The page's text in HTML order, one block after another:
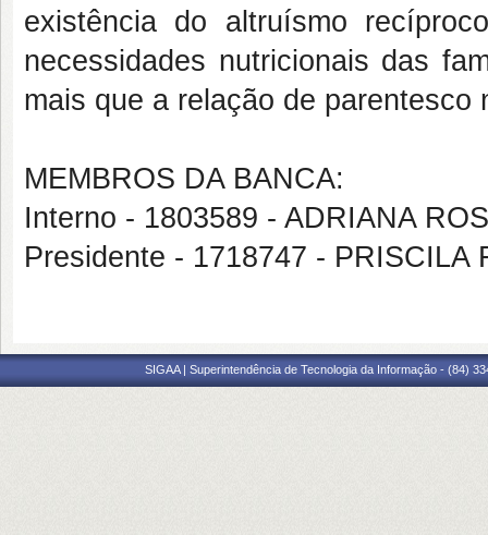
existência do altruísmo
necessidades nutricionais das
mais que a relação de
MEMBROS DA BANCA:
Interno - 1803589 - ADRIANA
Presidente - 1718747 - PRISCILA
SIGAA | Superintendência de Tecnologia da Informação - (84)